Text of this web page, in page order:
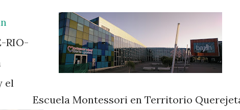
Escuela Montessori en Territorio
RIO-
el